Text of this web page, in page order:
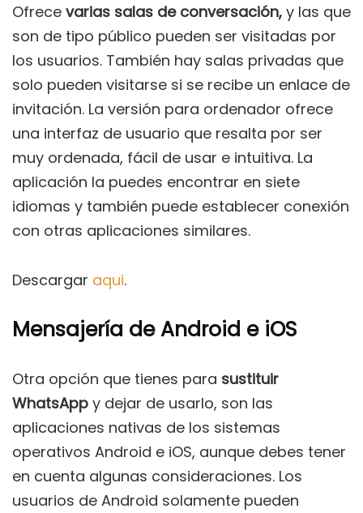
Ofrece varias salas de conversación, y las que
son de tipo público pueden ser visitadas por
los usuarios. También hay salas privadas que
solo pueden visitarse si se recibe un enlace de
invitación. La versión para ordenador ofrece
una interfaz de usuario que resalta por ser
muy ordenada, fácil de usar e intuitiva. La
aplicación la puedes encontrar en siete
idiomas y también puede establecer conexión
con otras aplicaciones similares.
Descargar aqui.
Mensajería de Android e iOS
Otra opción que tienes para sustituir
WhatsApp y dejar de usarlo, son las
aplicaciones nativas de los sistemas
operativos Android e iOS, aunque debes tener
en cuenta algunas consideraciones. Los
usuarios de Android solamente pueden